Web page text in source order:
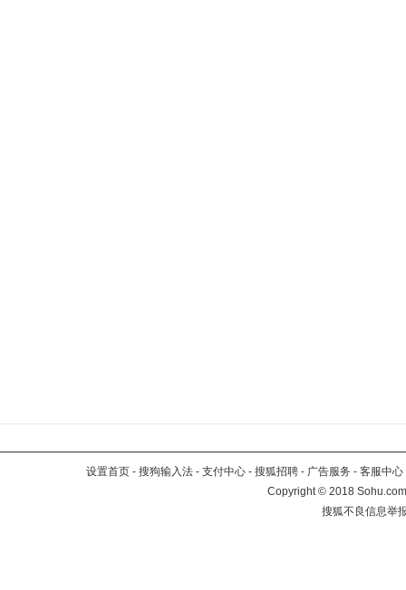
设置首页 - 搜狗输入法 - 支付中心 - 搜狐招聘 - 广告服务 - 客服中心
Copyright©2018
搜狐不良信息举